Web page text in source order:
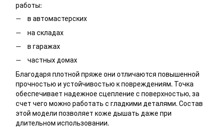
работы:
в автомастерских
на складах
в гаражах
частных домах
Благодаря плотной пряже они отличаются повышенной
прочностью и устойчивостью к повреждениям. Точка
обеспечивает надежное сцепление с поверхностью, за
счет чего можно работать с гладкими деталями. Состав
этой модели позволяет коже дышать даже при
длительном использовании.